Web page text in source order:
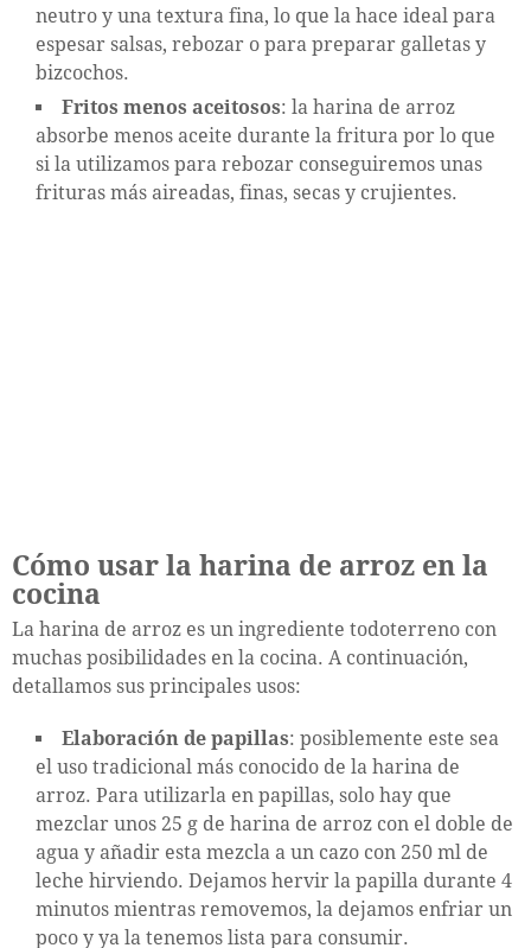
neutro y una textura fina, lo que la hace ideal para
espesar salsas, rebozar o para preparar galletas y
bizcochos.
Fritos menos aceitosos: la harina de arroz
absorbe menos aceite durante la fritura por lo que
si la utilizamos para rebozar conseguiremos unas
frituras más aireadas, finas, secas y crujientes.
Cómo usar la harina de arroz en la
cocina
La harina de arroz es un ingrediente todoterreno con
muchas posibilidades en la cocina. A continuación,
detallamos sus principales usos:
Elaboración de papillas: posiblemente este sea
el uso tradicional más conocido de la harina de
arroz. Para utilizarla en papillas, solo hay que
mezclar unos 25 g de harina de arroz con el doble de
agua y añadir esta mezcla a un cazo con 250 ml de
leche hirviendo. Dejamos hervir la papilla durante 4
minutos mientras removemos, la dejamos enfriar un
poco y ya la tenemos lista para consumir.